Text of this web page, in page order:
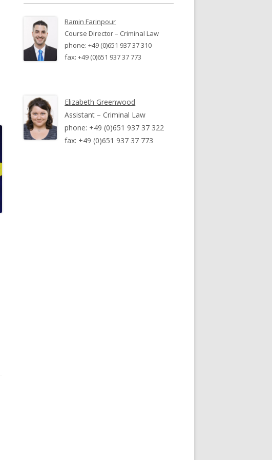
Ramin Farinpour
Course Director – Criminal Law
phone: +49 (0)651 937 37 310
fax: +49 (0)651 937 37 773
Elizabeth Greenwood
Assistant – Criminal Law
phone: +49 (0)651 937 37 322
fax: +49 (0)651 937 37 773